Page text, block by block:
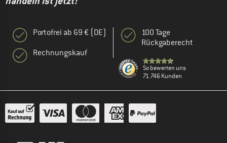
Portofrei ab 69 € (DE)
Rechnungskauf
100 Tage
Rückgaberecht
So bewerten uns
71.746 Kunden